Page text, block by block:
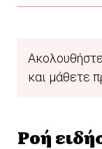
και μάθετε
Ροή